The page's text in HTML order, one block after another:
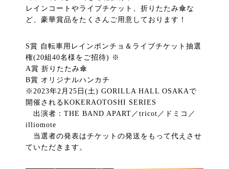
レインコートやライブチケット、折りたたみ傘な
ど、豪華賞品をたくさんご用意しております！
S賞 自転車用レインポンチョ＆ライブチケット抽選
権(20組40名様をご招待) ※
A賞 折りたたみ傘
B賞 オリジナルハンカチ
※2023年2月25日(土) GORILLA HALL OSAKAで
開催されるKOKERAOTOSHI SERIES
出演者：THE BAND APART／tricot／ドミコ／
illiomote
当選者の発表はチケットの発送をもって代えさせ
ていただきます。